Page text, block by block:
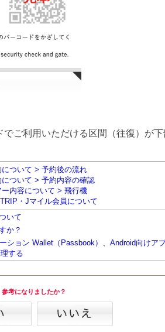
ご利用いただける区間（往復）が
ついて > 予約後の流れ
ついて > 予約内容の確認
内容について > 飛行機
・Jマイル会員について
いて
か？
ション Wallet（Passbook）、Android向けア
する
参考になりましたか？